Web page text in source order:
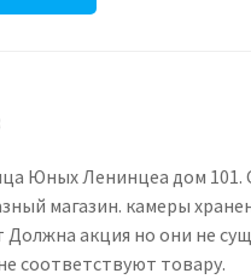
Юных Ленинцеа дом 101.
магазин. камеры
Должна акция но они не
соответствуют товару.